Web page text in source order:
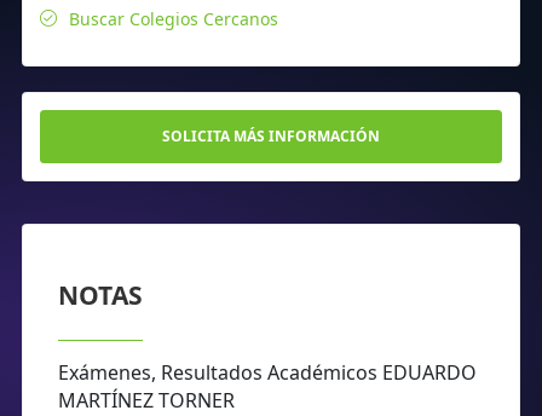
Buscar Colegios Cercanos
SOLICITA MÁS INFORMACIÓN
NOTAS
Exámenes, Resultados Académicos EDUARDO
MARTÍNEZ TORNER